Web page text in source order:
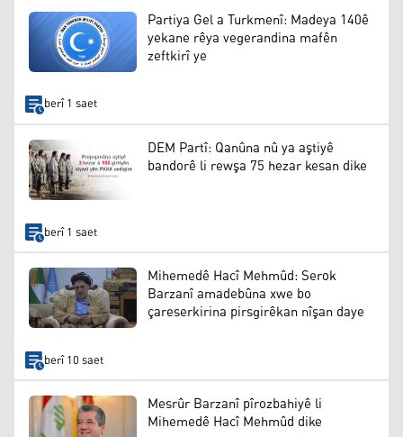
Partiya Gel a Turkmenî: Madeya 140ê
yekane rêya vegerandina mafên
zeftkirî ye
berî 1 saet
DEM Partî: Qanûna nû ya aştiyê
bandorê li rewşa 75 hezar kesan dike
berî 1 saet
Mihemedê Hacî Mehmûd: Serok
Barzanî amadebûna xwe bo
çareserkirina pirsgirêkan nîşan daye
berî 10 saet
Mesrûr Barzanî pîrozbahiyê li
Mihemedê Hacî Mehmûd dike